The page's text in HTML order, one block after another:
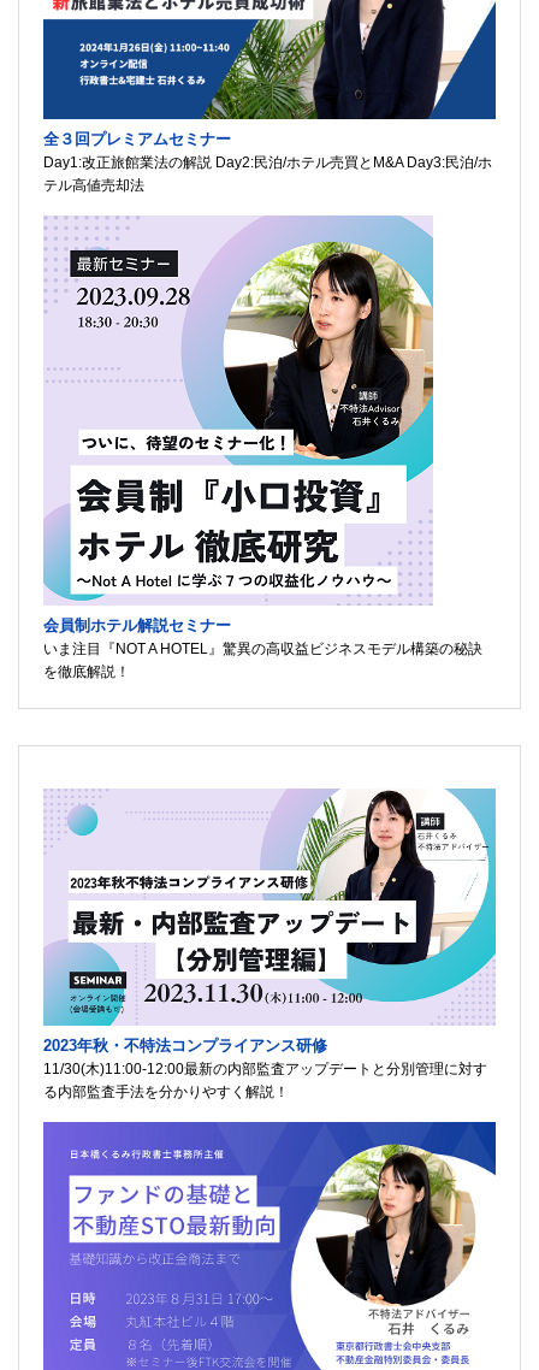
全３回プレミアムセミナー
Day1:改正旅館業法の解説 Day2:民泊/ホテル売買とM&A Day3:民泊/ホ
テル高値売却法
会員制ホテル解説セミナー
いま注目『NOT A HOTEL』驚異の高収益ビジネスモデル構築の秘訣
を徹底解説！
2023年秋・不特法コンプライアンス研修
11/30(木)11:00-12:00最新の内部監査アップデートと分別管理に対す
る内部監査手法を分かりやすく解説！